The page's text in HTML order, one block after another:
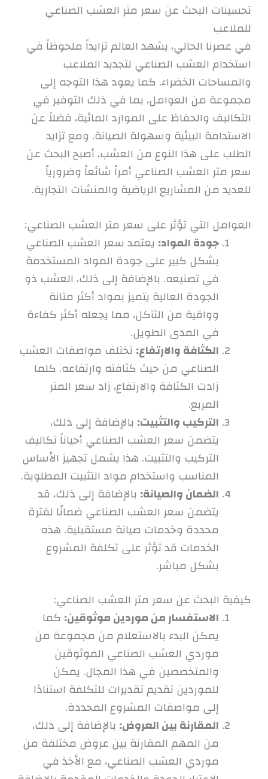
تحسينات البحث عن سعر متر العشب الصناعي
للملاعب
في عصرنا الحالي، يشهد العالم تزايداً ملحوظاً في
استخدام العشب الصناعي لتجديد الملاعب
والمساحات الخضراء. كما يعود هذا التوجه إلى
مجموعة من العوامل، بما في ذلك التوفير في
التكاليف والحفاظ على الموارد المائية، فضلاً عن
الاستدامة البيئية وسهولة الصيانة. ومع تزايد
الطلب على هذا النوع من العشب، أصبح البحث عن
سعر متر العشب الصناعي أمراً شائعاً وضرورياً
للعديد من المشاريع الرياضية والمنشآت التجارية.
العوامل التي تؤثر على سعر متر العشب الصناعي:
جودة المواد: يعتمد سعر العشب الصناعي
بشكل كبير على جودة المواد المستخدمة
في تصنيعه. بالإضافة إلى ذلك، العشب ذو
الجودة العالية يتميز بمواد أكثر متانة
وواقية من التآكل، مما يجعله أكثر كفاءة
في المدى الطويل.
الكثافة والارتفاع:تختلف مواصفات العشب
الصناعي من حيث كثافته وارتفاعه. كلما
زادت الكثافة والارتفاع، زاد سعر المتر
المربع.
التركيب والتثبيت: بالإضافة إلى ذلك،
يتضمن سعر العشب الصناعي أحياناً تكاليف
التركيب والتثبيت. هذا يشمل تجهيز الأساس
المناسب واستخدام مواد التثبيت المطلوبة.
الضمان والصيانة: بالإضافة إلى ذلك، قد
يتضمن سعر العشب الصناعي ضمانًا لفترة
محددة وخدمات صيانة مستقبلية. هذه
الخدمات قد تؤثر على تكلفة المشروع
بشكل مباشر.
كيفية البحث عن سعر متر العشب الصناعي:
الاستفسار من موردين موثوقين: كما
يمكن البدء بالاستعلام من مجموعة من
موردي العشب الصناعي الموثوقين
والمتخصصين في هذا المجال. يمكن
للموردين تقديم تقديرات للتكلفة استنادًا
إلى مواصفات المشروع المحددة.
المقارنة بين العروض: بالإضافة إلى ذلك،
من المهم المقارنة بين عروض مختلفة من
موردي العشب الصناعي، مع الأخذ في